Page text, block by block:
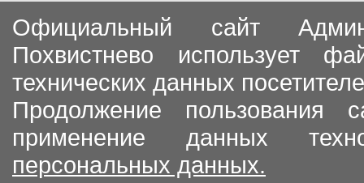
Официальный сайт
Похвистнево использует
технических данных
Продолжение пользования
применение данных
персональных данных.